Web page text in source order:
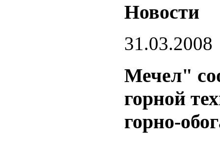
Новости
31.03.2008
Мечел"
горной
горно-